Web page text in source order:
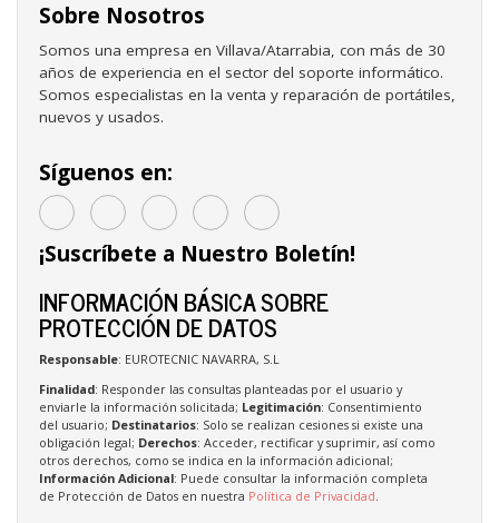
Sobre Nosotros
Somos una empresa en Villava/Atarrabia, con más de 30
años de experiencia en el sector del soporte informático.
Somos especialistas en la venta y reparación de portátiles,
nuevos y usados.
Síguenos en:
¡Suscríbete a Nuestro Boletín!
INFORMACIÓN BÁSICA SOBRE
PROTECCIÓN DE DATOS
Responsable: EUROTECNIC NAVARRA, S.L
Finalidad: Responder las consultas planteadas por el usuario y
enviarle la información solicitada; Legitimación: Consentimiento
del usuario; Destinatarios: Solo se realizan cesiones si existe una
obligación legal; Derechos: Acceder, rectificar y suprimir, así como
otros derechos, como se indica en la información adicional;
Información Adicional: Puede consultar la información completa
de Protección de Datos en nuestra Política de Privacidad